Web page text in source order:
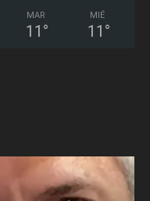
MAR
11 °
MIÉ
11 °